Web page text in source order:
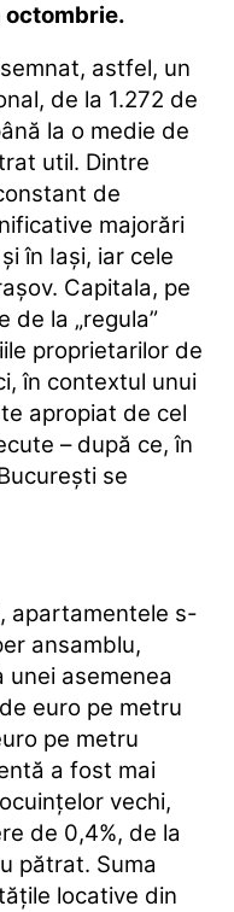
octombrie.
astfel, un
de la 1.272 de
la o medie de
util. Dintre
de
majorări
în Iași, iar cele
Capitala, pe
de la „regula”
proprietarilor de
în contextul unui
apropiat de cel
– după ce, în
se
apartamentele s-
ansamblu,
asemenea
euro pe metru
pe metru
a fost mai
vechi,
de 0,4%, de la
pătrat. Suma
locative din